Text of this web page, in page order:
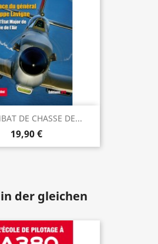
DE CHASSE DE...
19,90 €
der gleichen